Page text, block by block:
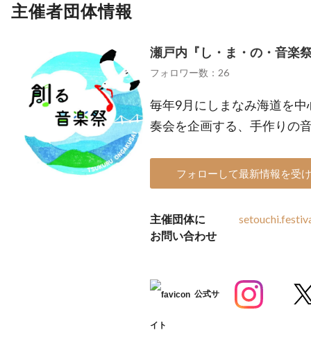
主催者団体情報
瀬戸内『し・ま・の・音楽
フォロワー数：26
毎年9月にしまなみ海道を
奏会を企画する、手作りの
フォローして最新情報を受
主催団体に
お問い合わせ
公式サ
イト